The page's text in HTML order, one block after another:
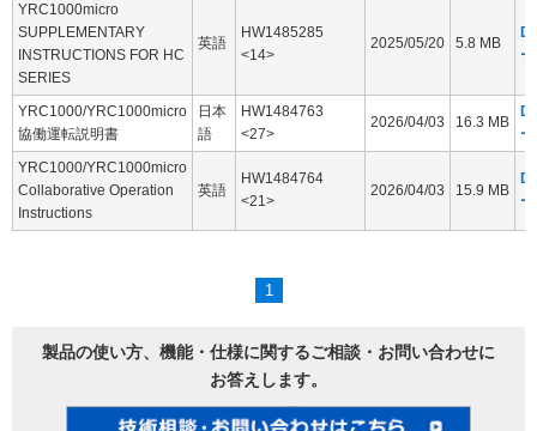
YRC1000micro
SUPPLEMENTARY
INSTRUCTIONS FOR HC
SERIES
英語
HW1485285
<14>
2025/05/20 5.8 MB
YRC1000/YRC1000micro
協働運転説明書
日本
語
HW1484763
<27>
2026/04/03 16.3 MB
YRC1000/YRC1000micro
Collaborative Operation
Instructions
英語
HW1484764
<21>
2026/04/03 15.9 MB
1
製品の使い方、機能・仕様に関するご相談・お問い合わせに
お答えします。